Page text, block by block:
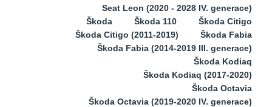
Seat Leon (2020 - 2028 IV. generace)
Škoda
Škoda 110
Škoda Citigo
Škoda Citigo (2011-2019)
Škoda Fabia
Škoda Fabia (2014-2019 III. generace)
Škoda Kodiaq
Škoda Kodiaq (2017-2020)
Škoda Octavia
Škoda Octavia (2019-2020 IV. generace)